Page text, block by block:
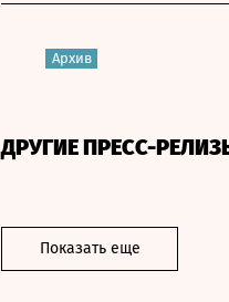
Архив
ДРУГИЕ ПРЕСС-
Показать еще